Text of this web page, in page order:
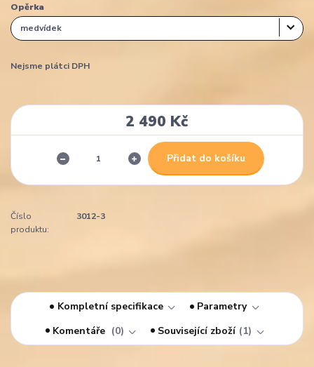
Opěrka
Nejsme plátci DPH
2 490 Kč
Přidat do košíku
Číslo
produktu:
3012-3
Kompletní specifikace
Parametry
Komentáře
0 Související zboží 1